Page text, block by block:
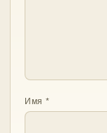
Имя *